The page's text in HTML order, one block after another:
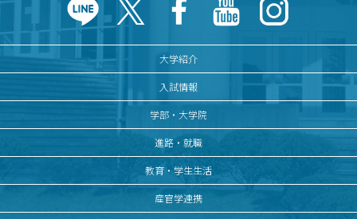
大学紹介
入試情報
学部・大学院
進路・就職
教育・学生生活
産官学連携